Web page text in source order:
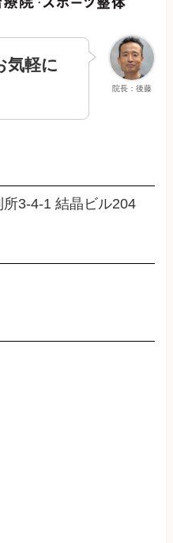
院長：後藤
気軽に
3-4-1 結晶ビル204